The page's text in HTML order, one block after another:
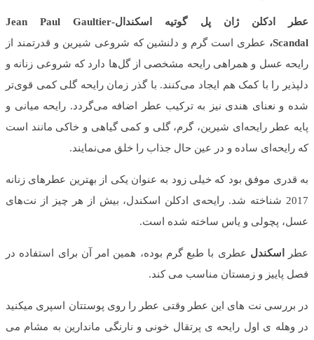
عطر ادکلن ژان پل گوتیه اسکندال-Jean Paul Gaultier
Scandal،
عطری است گرم و دلنشین که شروعی شیرین و قدرتمند از
رایحه عسل و همراهی رایحه مشخصی از گل‌ها دارد که شروعی زنانه و
دلپذیر را با کمک هم ایجاد می‌کنند. با گذر زمان رایحه گلی کمی قوی‌تر
شده و نعنای هندی نیز به ترکیب عطر اضافه می‌گردد. رایحه میانی و
پایه عطر رایحه‌ای شیرین، گرم، گلی و کمی گیاهی و خاکی مانند است
که رایحه‌ای ساده و در عین حال جذاب را خلق می‌نمایند.
به قدری موفق بود که خیلی زود به عنوان یکی از بهترین عطرهای زنانه
2017 شناخته شد. رایحه‌ی ادکلن اسکندل، بیش از هر چیز از نت‌های
عسل، پچولی و یاس ساخته شده است.
عطر اسکندل عطری با طبع گرم بوده، همین امر آن برای استفاده در
فصل پاییز و زمستان مناسب می کند.
در بررسی نت های این عطر وقتی عطر را روی پوستتان اسپری میکنید
در وهله ی اول رایحه ی پرتقال خونی و نارنگی ماندارین به مشام می